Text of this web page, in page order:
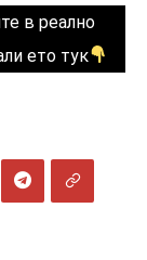
в реално
ето тук